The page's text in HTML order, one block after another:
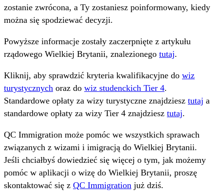
zostanie zwrócona, a Ty zostaniesz poinformowany, kiedy
można się spodziewać decyzji.
Powyższe informacje zostały zaczerpnięte z artykułu
rządowego Wielkiej Brytanii, znalezionego tutaj.
Kliknij, aby sprawdzić kryteria kwalifikacyjne do wiz
turystycznych oraz do wiz studenckich Tier 4.
Standardowe opłaty za wizy turystyczne znajdziesz tutaj a
standardowe opłaty za wizy Tier 4 znajdziesz tutaj.
QC Immigration może pomóc we wszystkich sprawach
związanych z wizami i imigracją do Wielkiej Brytanii.
Jeśli chciałbyś dowiedzieć się więcej o tym, jak możemy
pomóc w aplikacji o wizę do Wielkiej Brytanii, proszę
skontaktować się z QC Immigration już dziś.